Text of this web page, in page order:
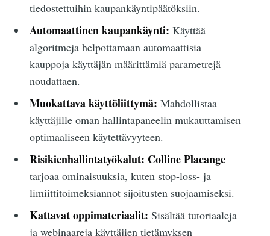
tiedostettuihin kaupankäyntipäätöksiin.
Automaattinen kaupankäynti: Käyttää
algoritmeja helpottamaan automaattisia
kauppoja käyttäjän määrittämiä parametrejä
noudattaen.
Muokattava käyttöliittymä: Mahdollistaa
käyttäjille oman hallintapaneelin mukauttamisen
optimaaliseen käytettävyyteen.
Risikienhallintatyökalut: Colline Placange
tarjoaa ominaisuuksia, kuten stop-loss- ja
limiittitoimeksiannot sijoitusten suojaamiseksi.
Kattavat oppimateriaalit: Sisältää tutoriaaleja
ja webinaareja käyttäjien tietämyksen